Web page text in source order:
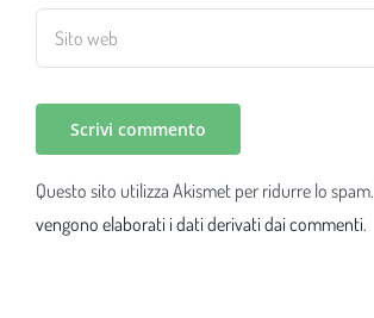
Questo sito utilizza Akismet per ridurre lo spam.
vengono elaborati i dati derivati dai commenti.